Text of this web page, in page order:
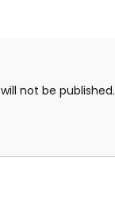
not be published.